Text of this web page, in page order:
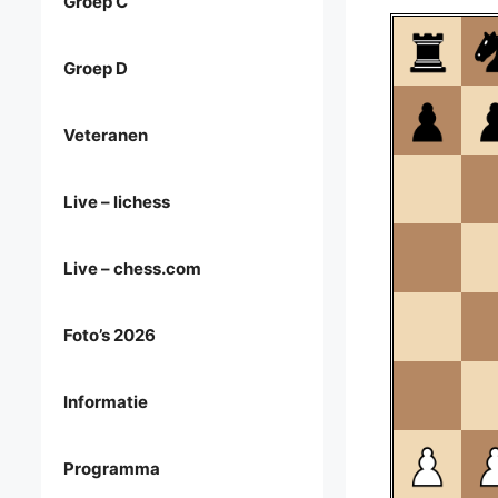
Groep D
Veteranen
Live – lichess
Live – chess.com
Foto’s 2026
Informatie
Programma